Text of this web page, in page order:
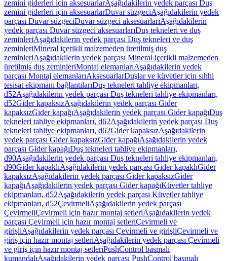
zemini giderleri için aksesuarlarAşağıdakilerin yedek parçası Duş
zemini giderleri için aksesuarlarDuvar süzgeciAşağıdakilerin yedek
parçası Duvar süzgeciDuvar süzgeci aksesuarlarıAşağıdakilerin
yedek parçası Duvar süzgeci aksesuarlarıDuş tekneleri ve duş
zeminleriAşağıdakilerin yedek parçası Duş tekneleri ve duş
zeminleriMineral içerikli malzemeden üretilmiş duş
zeminleriAşağıdakilerin yedek parçası Mineral içerikli malzemeden
üretilmiş duş zeminleriMontaj elemanlarıAşağıdakilerin yedek
parçası Montaj elemanlarıAksesuarlarDuşlar ve küvetler için sıhhi
tesisat ekipmanı bağlantılarıDuş tekneleri tahliye ekipmanları,
d52Aşağıdakilerin yedek parçası Duş tekneleri tahliye ekipmanları,
d52Gider kapaksızAşağıdakilerin yedek parçası Gider
kapaksızGider kapağıAşağıdakilerin yedek parçası Gider kapağıDuş
tekneleri tahliye ekipmanları, d62Aşağıdakilerin yedek parçası Duş
tekneleri tahliye ekipmanları, d62Gider kapaksızAşağıdakilerin
yedek parçası Gider kapaksızGider kapağıAşağıdakilerin yedek
parçası Gider kapağıDuş tekneleri tahliye ekipmanları,
d90Aşağıdakilerin yedek parçası Duş tekneleri tahliye ekipmanları,
d90Gider kapaklıAşağıdakilerin yedek parçası Gider kapaklıGider
kapaksızAşağıdakilerin yedek parçası Gider kapaksızGider
kapağıAşağıdakilerin yedek parçası Gider kapağıKüvetler tahliye
ekipmanları, d52Aşağıdakilerin yedek parçası Küvetler tahliye
ekipmanları, d52ÇevirmeliAşağıdakilerin yedek parçası
ÇevirmeliÇevirmeli için hazır montaj setleriAşağıdakilerin yedek
parçası Çevirmeli için hazır montaj setleriÇevirmeli ve
girişliAşağıdakilerin yedek parçası Çevirmeli ve girişliÇevirmeli ve
giriş için hazır montaj setleriAşağıdakilerin yedek parçası Çevirmeli
ve giriş için hazır montaj setleriPushControl basmalı
kumandalıAşağıdakilerin yedek parçası PushControl basmalı